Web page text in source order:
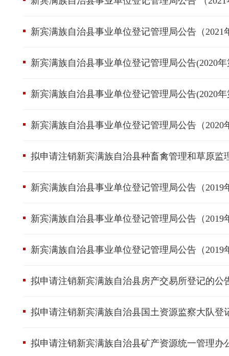
新宾满族自治县事业单位登记管理局公告（2021
新宾满族自治县事业单位登记管理局公告(2020年
新宾满族自治县事业单位登记管理局公告(2020年
新宾满族自治县事业单位登记管理局公告（2020
拟申请注销新宾满族自治县种畜禽管理和草原监
新宾满族自治县事业单位登记管理局公告（2019
新宾满族自治县事业单位登记管理局公告（2019
新宾满族自治县事业单位登记管理局公告（2019
拟申请注销新宾满族自治县房产交易所登记的公
拟申请注销新宾满族自治县国土资源监察大队登
拟申请注销新宾满族自治县矿产资源统一管理办